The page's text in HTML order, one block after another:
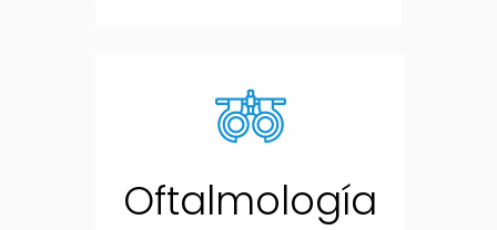
Oftalmología